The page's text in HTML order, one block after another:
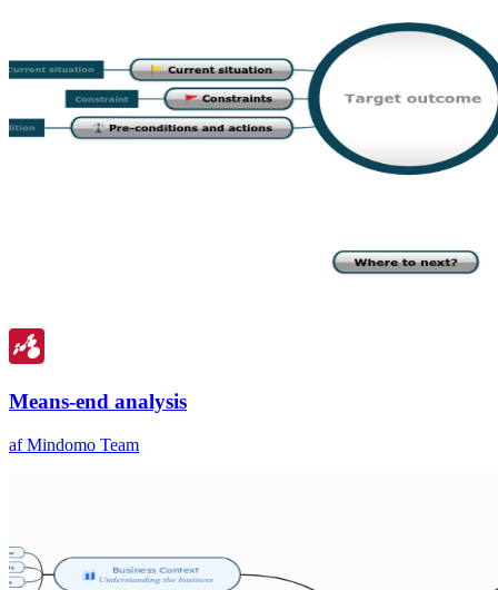
Means-end analysis
af Mindomo Team